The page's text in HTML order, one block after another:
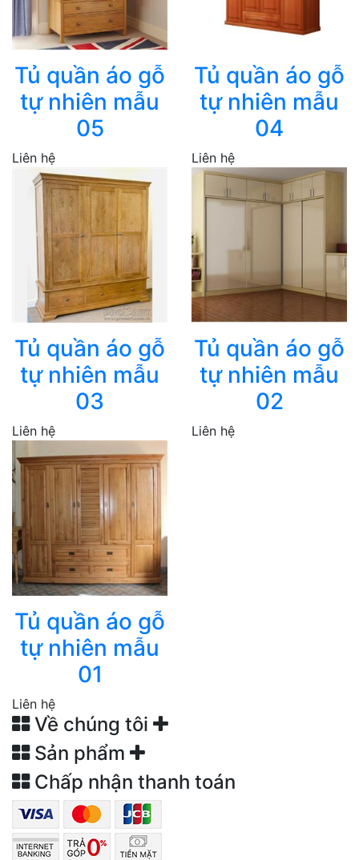
Tủ quần áo gỗ
tự nhiên mẫu
05
Liên hệ
Tủ quần áo gỗ
tự nhiên mẫu
04
Liên hệ
Tủ quần áo gỗ
tự nhiên mẫu
03
Liên hệ
Tủ quần áo gỗ
tự nhiên mẫu
02
Liên hệ
Tủ quần áo gỗ
tự nhiên mẫu
01
Liên hệ
Về chúng tôi
Sản phẩm
Chấp nhận thanh toán